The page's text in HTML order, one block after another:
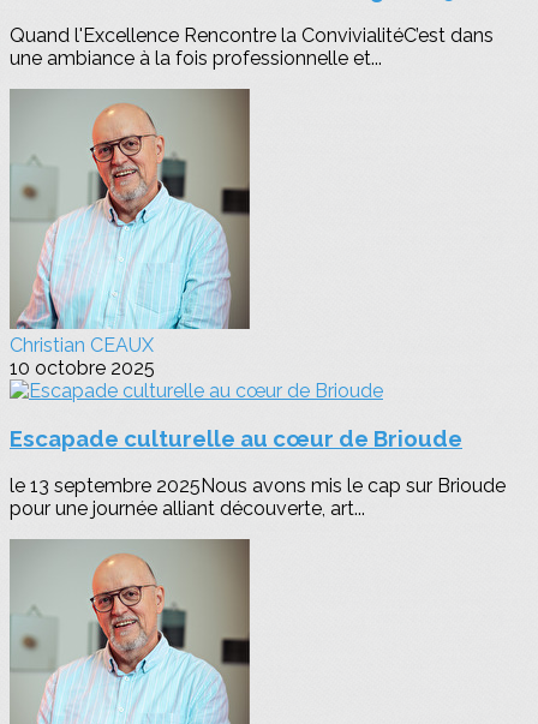
Quand l'Excellence Rencontre la ConvivialitéC’est dans
une ambiance à la fois professionnelle et...
Christian CEAUX
10 octobre 2025
Escapade culturelle au cœur de Brioude
le 13 septembre 2025Nous avons mis le cap sur Brioude
pour une journée alliant découverte, art...